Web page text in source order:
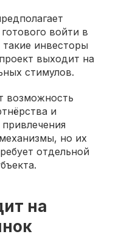
войти в
инвесторы
выходит на
стимулов.
возможность
и
но их
отдельной
на